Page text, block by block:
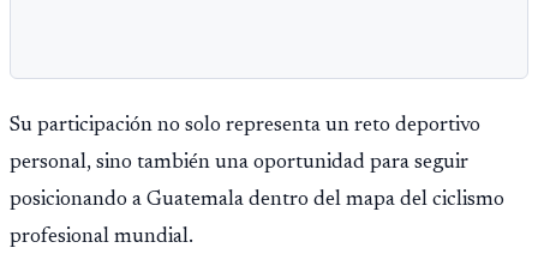
Su participación no solo representa un reto deportivo
personal, sino también una oportunidad para seguir
posicionando a Guatemala dentro del mapa del ciclismo
profesional mundial.